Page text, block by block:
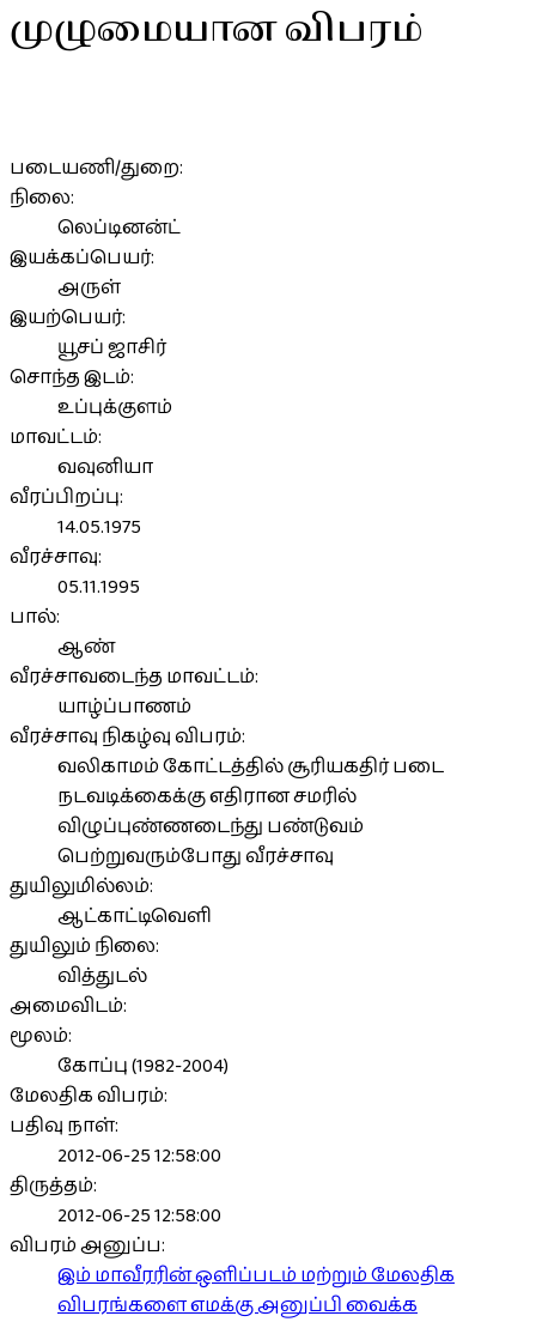
முழுமையான விபரம்
படையணி/துறை:
நிலை:
லெப்டினன்ட்
இயக்கப்பெயர்:
அருள்
இயற்பெயர்:
யூசப் ஜாசிர்
சொந்த இடம்:
உப்புக்குளம்
மாவட்டம்:
வவுனியா
வீரப்பிறப்பு:
14.05.1975
வீரச்சாவு:
05.11.1995
பால்:
ஆண்
வீரச்சாவடைந்த மாவட்டம்:
யாழ்ப்பாணம்
வீரச்சாவு நிகழ்வு விபரம்:
வலிகாமம் கோட்டத்தில் சூரியகதிர் படை
நடவடிக்கைக்கு எதிரான சமரில்
விழுப்புண்ணடைந்து பண்டுவம்
பெற்றுவரும்போது வீரச்சாவு
துயிலுமில்லம்:
ஆட்காட்டிவெளி
துயிலும் நிலை:
வித்துடல்
அமைவிடம்:
மூலம்:
கோப்பு (1982-2004)
மேலதிக விபரம்:
பதிவு நாள்:
2012-06-25 12:58:00
திருத்தம்:
2012-06-25 12:58:00
விபரம் அனுப்ப:
இம் மாவீரரின் ஒளிப்படம் மற்றும் மேலதிக
விபரங்களை எமக்கு அனுப்பி வைக்க